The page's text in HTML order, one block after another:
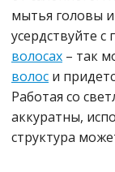
мытья головы
усердствуйте
волосах – так
волос и
Работая со
аккуратны,
структура